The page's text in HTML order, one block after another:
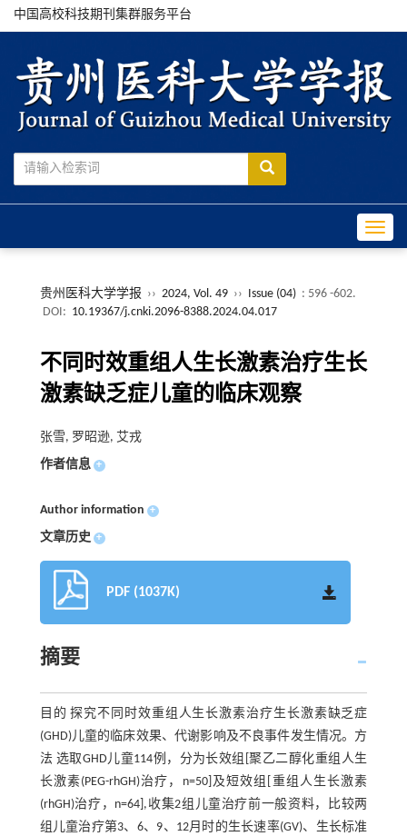
中国高校科技期刊集群服务平台
贵州医科大学学报 ›› 2024, Vol. 49 ›› Issue (04) : 596 -602.
DOI: 10.19367/j.cnki.2096-8388.2024.04.017
不同时效重组人生长激素治疗生长
激素缺乏症儿童的临床观察
张雪, 罗昭逊, 艾戎
作者信息 +
Author information +
文章历史 +
PDF (1037K)
摘要
目的 探究不同时效重组人生长激素治疗生长激素缺乏症
(GHD)儿童的临床效果、代谢影响及不良事件发生情况。方
法 选取GHD儿童114例，分为长效组[聚乙二醇化重组人生
长激素(PEG-rhGH)治疗，n=50]及短效组[重组人生长激素
(rhGH)治疗，n=64],收集2组儿童治疗前一般资料，比较两
组儿童治疗第3、6、9、12月时的生长速率(GV)、生长标准